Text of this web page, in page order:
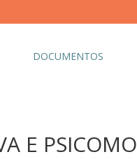
DOCUMENTOS
E